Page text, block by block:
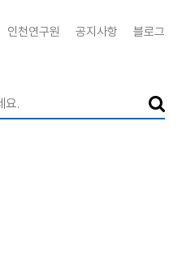
인천연구원 공지사항 블로그